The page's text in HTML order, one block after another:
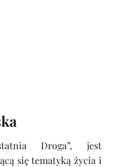
Droga”, jest
się tematyką życia i